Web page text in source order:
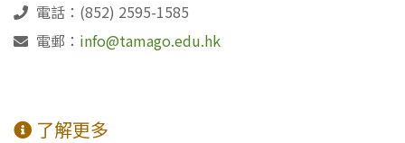
電話：(852) 2595-1585
電郵： info@tamago.edu.hk
了解更多